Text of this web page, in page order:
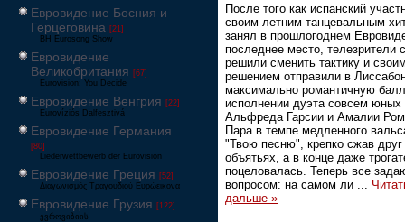
Евровидение Босния и
Герцеговина [21]
BH Eurosong Show
Евровидение
Великобритания [67]
Eurovision: You Decide
Евровидение Венгрия [22]
Eurovíziós Dalfesztivá
Евровидение Германия
[80]
Liederwettbewerb der Eurovision
Евровидение Греция [52]
Διαγωνισμός Τραγουδιού Ευρώεικονα
Евровидение Грузия [122]
ევროვიზიის
После того как испанский
своим летним танцевальным
занял в прошлогоднем
последнее место, телезрители
решили сменить тактику и
решением отправили в
максимально романтичную
исполнении дуэта совсем юных
Альфреда Гарсии и Амалии
Пара в темпе медленного
"Твою песню", крепко сжав друг
объятьях, а в конце даже
поцеловалась. Теперь все
вопросом: на самом ли
дальше »